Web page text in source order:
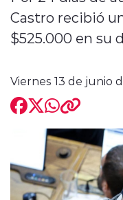
Entrevistas
Castro recibió
$525.000 en su
Viernes 13 de junio